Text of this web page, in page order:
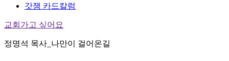
갓잼 카드칼럼
교회가고 싶어요
정명석 목사_나만이 걸어온길